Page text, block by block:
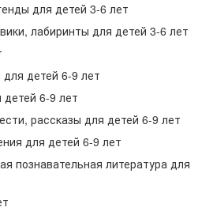
для детей 3-6 лет
лабиринты для детей 3-6 лет
детей 6-9 лет
детей 6-9 лет
рассказы для детей 6-9 лет
для детей 6-9 лет
познавательная литература для